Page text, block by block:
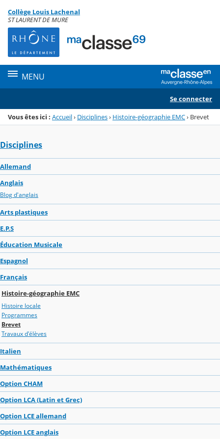
Menu de la rubrique
Contenu
Collège Louis Lachenal
ST LAURENT DE MURE
MENU
Se connecter
Vous êtes ici : Accueil› Disciplines› Histoire-géographie EMC› Brevet
Disciplines
Allemand
Anglais
Blog d'anglais
Arts plastiques
E.P.S
Éducation Musicale
Espagnol
Français
Histoire-géographie EMC
Histoire locale
Programmes
Brevet
Travaux d'élèves
Italien
Mathématiques
Option CHAM
Option LCA (Latin et Grec)
Option LCE allemand
Option LCE anglais